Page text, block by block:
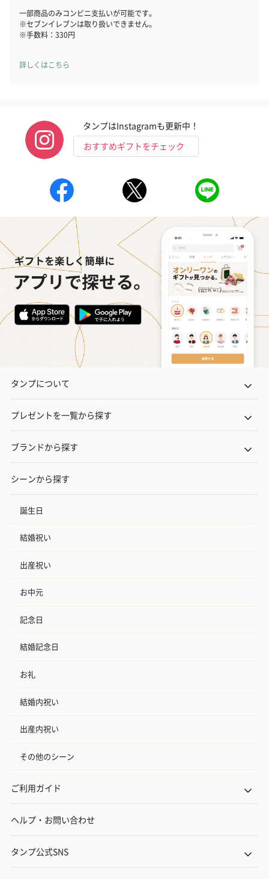
一部商品のみコンビニ支払いが可能です。
※セブンイレブンは取り扱いできません。
※手数料：330円
詳しくはこちら
タンプはInstagramも更新中！
おすすめギフトをチェック
タンプについて
プレゼントを一覧から探す
ブランドから探す
シーンから探す
誕生日
結婚祝い
出産祝い
お中元
記念日
結婚記念日
お礼
結婚内祝い
出産内祝い
その他のシーン
ご利用ガイド
ヘルプ・お問い合わせ
タンプ公式SNS